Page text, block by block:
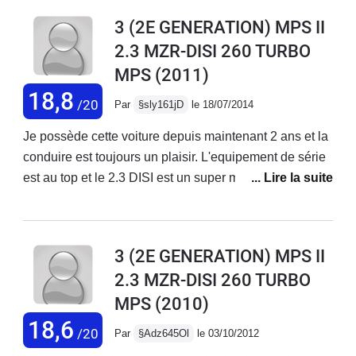
18,8 /20
3 (2E GENERATION) MPS II
2.3 MZR-DISI 260 TURBO
MPS (2011)
Par §sly161jD le 18/07/2014
Je possède cette voiture depuis maintenant 2 ans et la
conduire est toujours un plaisir. L'equipement de série
est au top et le 2.3 DISI est un super moteur. Certes de
catégorie mais j'avais bien fait de ne pas m'arrêté à ces
son temps au tour sur circuit n'avait pas de sens pour
moi.Résultat, j'avais l'habitude de changer
régulièrement d'auto, maintenant je veux la garder car
elle me donne toujours le sourire à son volant. (cela
n'aurait certainement pas été le cas avec une autre).
18,6 /20
3 (2E GENERATION) MPS II
2.3 MZR-DISI 260 TURBO
MPS (2010)
Par §Adz645Ol le 03/10/2012